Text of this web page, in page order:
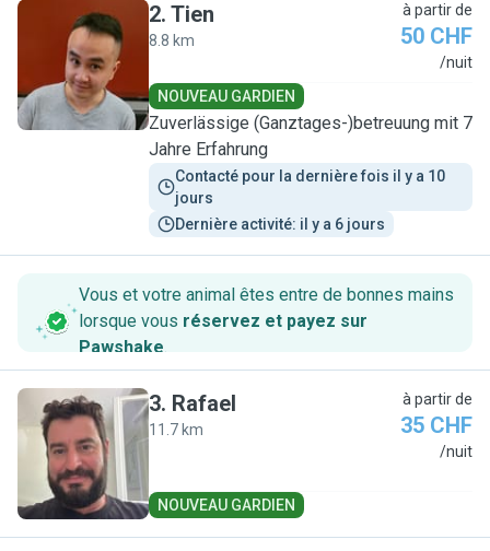
T
2. Tien
8.8 km
à partir de
50 CHF
/nuit
NOUVEAU GARDIEN
Zuverlässige (Ganztages-)betreuung mit 7
Jahre Erfahrung
Contacté pour la dernière fois il y a 10
jours
Dernière activité: il y a 6 jours
Vous et votre animal êtes entre de bonnes mains
lorsque vous réservez et payez sur
Pawshake.
R
3. Rafael
11.7 km
à partir de
35 CHF
/nuit
NOUVEAU GARDIEN